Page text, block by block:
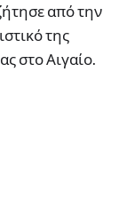
από την
της
στο Αιγαίο.